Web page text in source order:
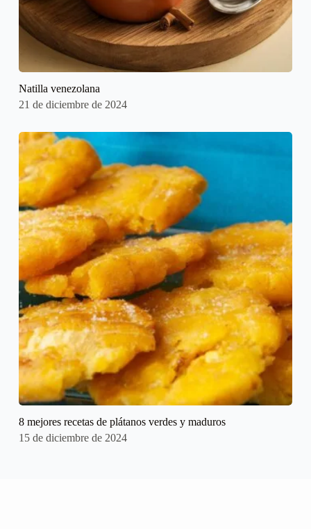
Natilla venezolana
21 de diciembre de 2024
8 mejores recetas de plátanos verdes y maduros
15 de diciembre de 2024